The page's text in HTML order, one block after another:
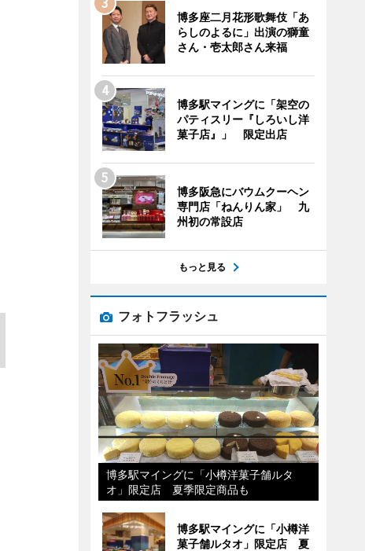
博多座二月花形歌舞伎「あ
らしのよるに」出演の獅童
さん・壱太郎さん来福
博多駅マイングに「架空の
パティスリー『しろいし洋
菓子店』」 限定出店
博多阪急にバウムクーヘン
専門店「ねんりん家」 九
州初の常設店
もっと見る
フォトフラッシュ
博多駅マイングに「小樽洋菓子舗ルタ
オ」限定店 夏季限定商品も
博多駅マイングに「小樽洋
菓子舗ルタオ」限定店 夏